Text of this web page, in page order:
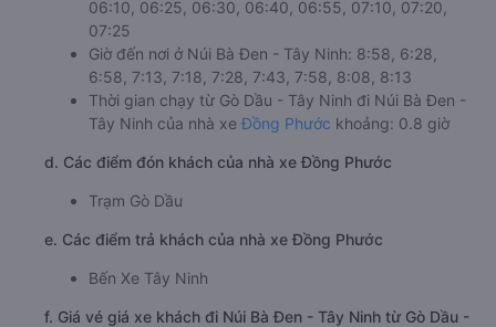
06:10, 06:25, 06:30, 06:40, 06:55, 07:10, 07:20,
07:25
Giờ đến nơi ở Núi Bà Đen - Tây Ninh: 8:58, 6:28,
6:58, 7:13, 7:18, 7:28, 7:43, 7:58, 8:08, 8:13
Thời gian chạy từ Gò Dầu - Tây Ninh đi Núi Bà Đen -
Tây Ninh của nhà xe Đồng Phước khoảng: 0.8 giờ
d. Các điểm đón khách của nhà xe Đồng Phước
Trạm Gò Dầu
e. Các điểm trả khách của nhà xe Đồng Phước
Bến Xe Tây Ninh
f. Giá vé giá xe khách đi Núi Bà Đen - Tây Ninh từ Gò Dầu -